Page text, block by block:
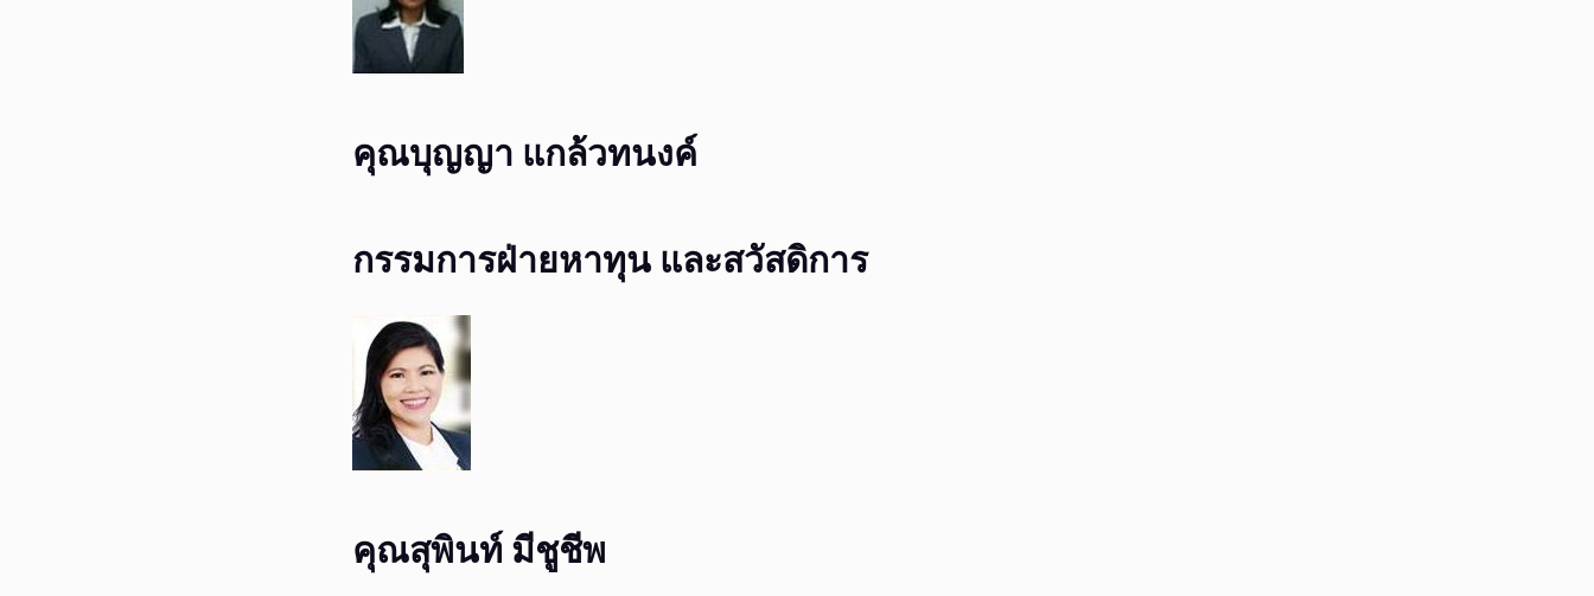
คุณบุญญา แกล้วทนงค์
กรรมการฝ่ายหาทุน และสวัสดิการ
คุณสุพินท์ มีชูชีพ